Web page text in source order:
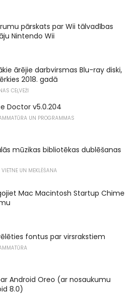
pārskats par Wii tālvadības
Nintendo Wii
ārējie darbvirsmas Blu-ray diski,
2018. gadā
CEĻVEŽI
Doctor v5.0.204
UN PROGRAMMAS
mūzikas bibliotēkas dublēšanas
VIETNE UN MEKLĒŠANA
Mac Macintosh Startup Chime
fontus par virsrakstiem
Android Oreo (ar nosaukumu
8.0)